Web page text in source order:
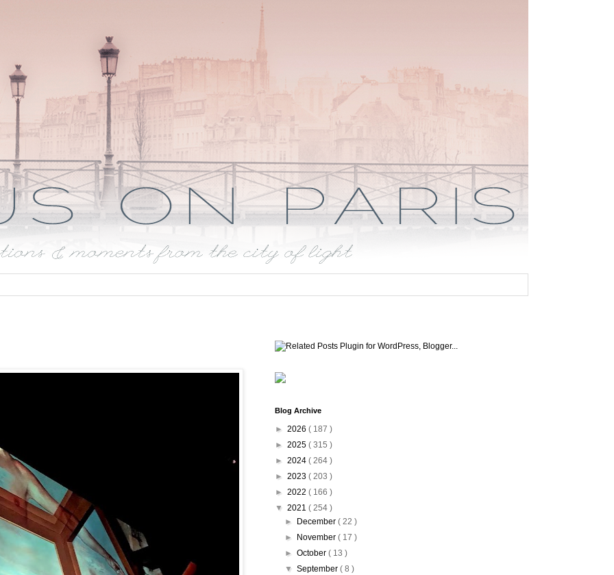
Blog Archive
► 2026 ( 187 )
► 2025 ( 315 )
► 2024 ( 264 )
► 2023 ( 203 )
► 2022 ( 166 )
▼ 2021 ( 254 )
►
December ( 22 )
►
November ( 17 )
► October ( 13 )
▼ September ( 8 )